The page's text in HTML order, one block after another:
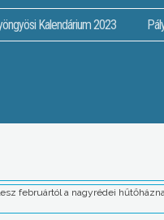
Kalendárium 2023
februártól a nagyrédei